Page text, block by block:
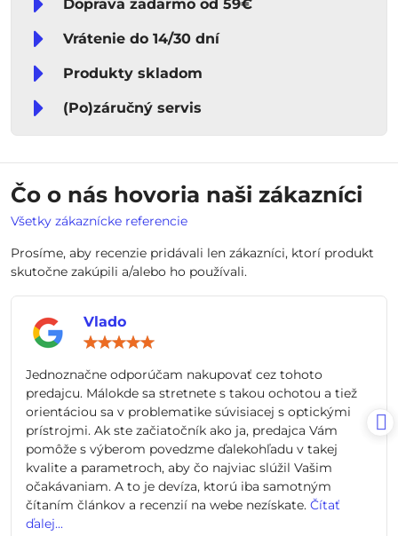
Doprava zadarmo od 59€
Vrátenie do 14/30 dní
Produkty skladom
(Po)záručný servis
Čo o nás hovoria naši zákazníci
Všetky zákaznícke referencie
Prosíme, aby recenzie pridávali len zákazníci, ktorí produkt
skutočne zakúpili a/alebo ho používali.
Vlado
5
Jednoznačne odporúčam nakupovať cez tohoto
predajcu. Málokde sa stretnete s takou ochotou a tiež
orientáciou sa v problematike súvisiacej s optickými
prístrojmi. Ak ste začiatočník ako ja, predajca Vám
pomôže s výberom povedzme ďalekohľadu v takej
kvalite a parametroch, aby čo najviac slúžil Vašim
očakávaniam. A to je devíza, ktorú iba samotným
čítaním článkov a recenzií na webe nezískate. Čítať
ďalej...